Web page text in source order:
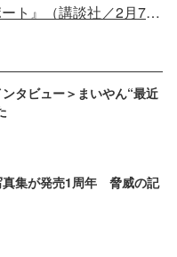
白石麻衣2ndソロ写真集『パスポート』（講談社／2月7日発売） - Amazon
タビュー＞まいやん“最近
真集が発売1周年 脅威の記